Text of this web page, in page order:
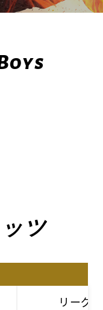
ツ
リーグ